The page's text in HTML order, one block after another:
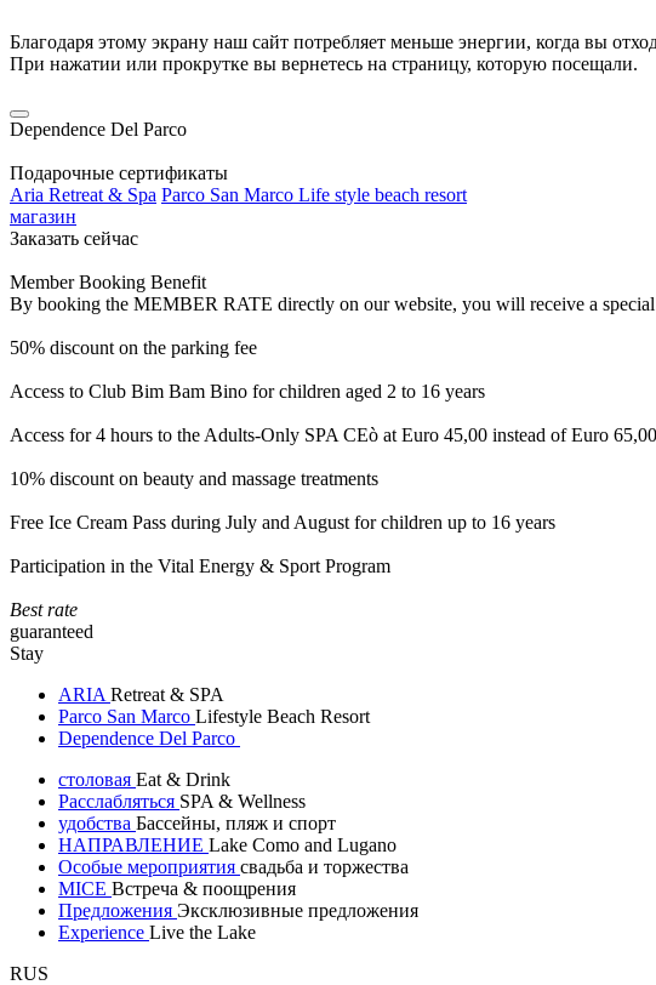
Благодаря этому экрану наш сайт потребляет меньше энергии, когда вы
При нажатии или прокрутке вы вернетесь на страницу, которую посещали.
Dependence Del Parco
Подарочные сертификаты
Aria Retreat & Spa Parco San Marco Life style beach resort
магазин
Заказать сейчас
Member Booking Benefit
By booking the MEMBER RATE directly on our website, you will receive a
50% discount on the parking fee
Access to Club Bim Bam Bino for children aged 2 to 16 years
Access for 4 hours to the Adults-Only SPA CEò at Euro 45,00 instead of Euro
10% discount on beauty and massage treatments
Free Ice Cream Pass during July and August for children up to 16 years
Participation in the Vital Energy & Sport Program
Best rate
guaranteed
Stay
ARIA Retreat & SPA
Parco San Marco Lifestyle Beach Resort
Dependence Del Parco
столовая Eat & Drink
Расслабляться SPA & Wellness
удобства Бассейны, пляж и спорт
НАПРАВЛЕНИЕ Lake Como and Lugano
Особые мероприятия свадьба и торжества
MICE Встреча & поощрения
Предложения Эксклюзивные предложения
Experience Live the Lake
RUS